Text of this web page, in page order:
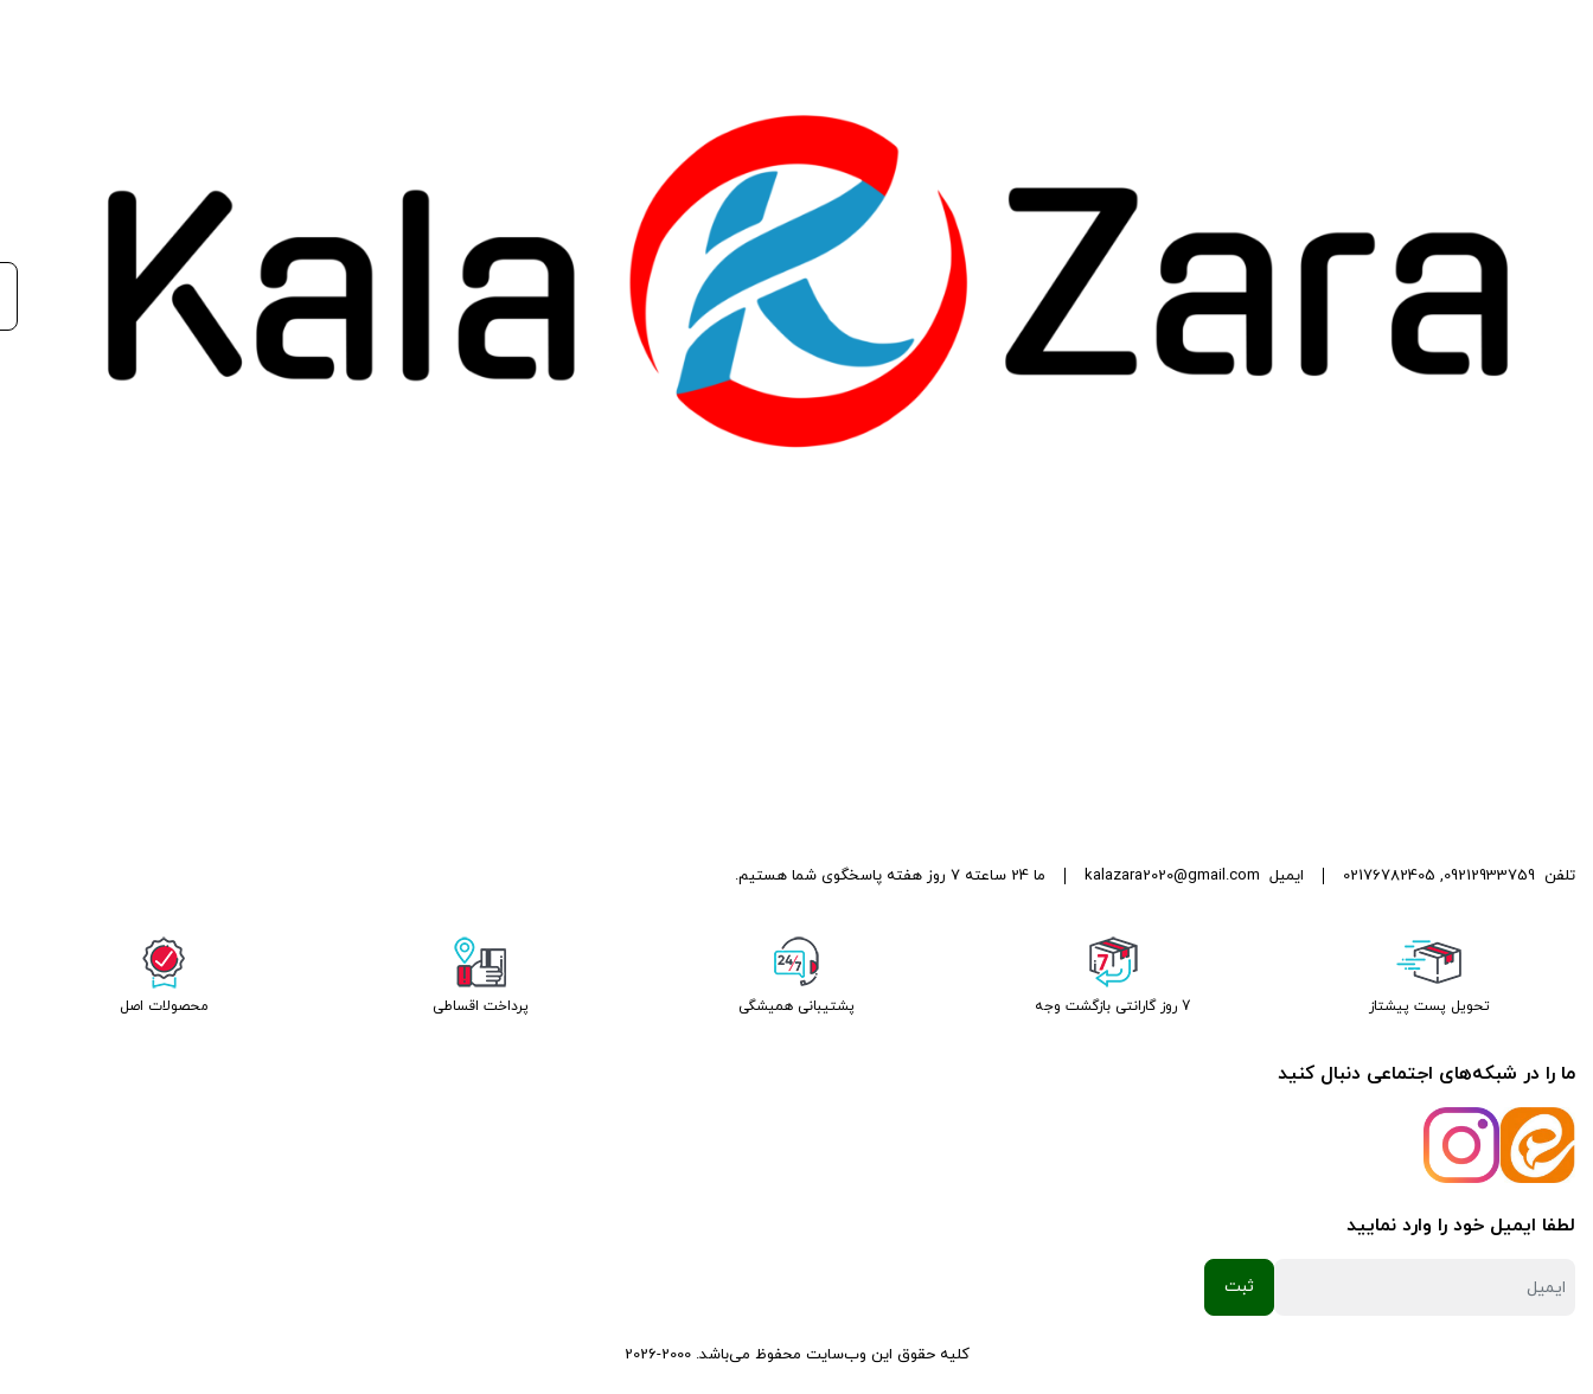
تلفن 09212933759
,
02176782405 ایمیل kalazara2020@gmail.com ما 24 ساعته 7 روز هفته پاسخگوی شما هستیم.
تحویل پست پیشتاز 7 روز گارانتی بازگشت وجه پشتیبانی همیشگی پرداخت اقساطی محصولات اصل
ما را در شبکه‌های اجتماعی دنبال کنید
لطفا ایمیل خود را وارد نمایید
کلیه حقوق این وب‌سایت محفوظ می‌باشد. 2000-2026